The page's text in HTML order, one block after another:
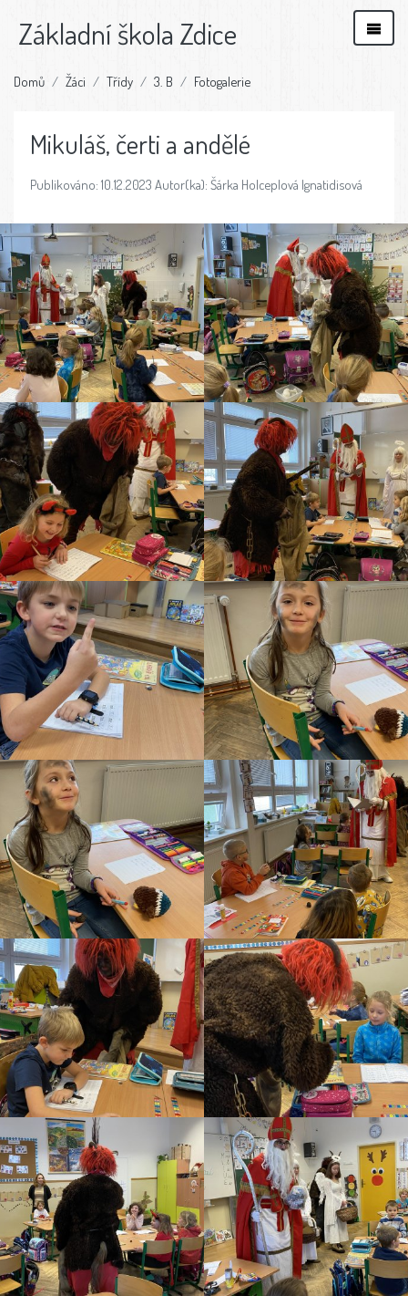
Základní škola Zdice
Domů Žáci Třídy 3. B Fotogalerie
Mikuláš, čerti a andělé
Publikováno: 10.12.2023 Autor(ka): Šárka Holceplová Ignatidisová